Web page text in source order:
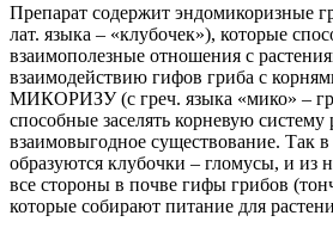
Препарат содержит эндомикоризные
лат. языка – «клубочек»), которые
взаимополезные отношения с
взаимодействию гифов гриба с
МИКОРИЗУ (с греч. языка «мико» –
способные заселять корневую систему
взаимовыгодное существование. Так в
образуются клубочки – гломусы, и из
все стороны в почве гифы грибов
которые собирают питание для